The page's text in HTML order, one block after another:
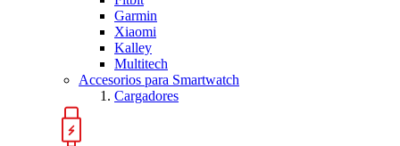
Garmin
Xiaomi
Kalley
Multitech
Accesorios para Smartwatch
Cargadores